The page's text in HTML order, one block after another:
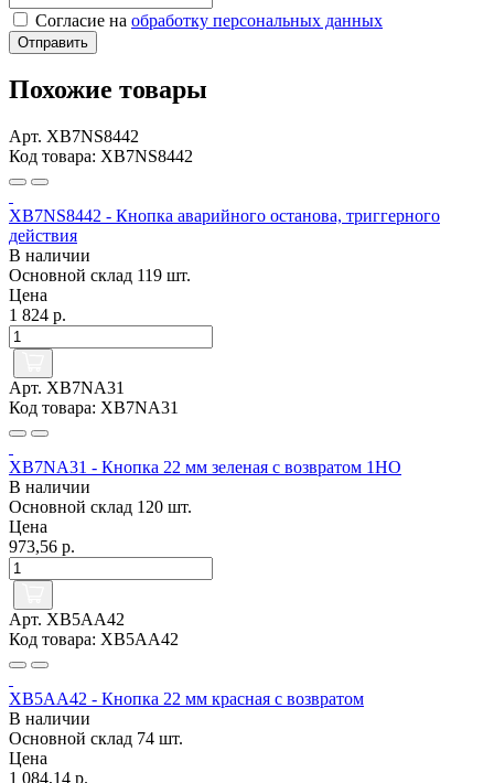
Согласие на обработку персональных данных
Отправить
Похожие товары
Арт. XB7NS8442
Код товара: XB7NS8442
XB7NS8442 - Кнопка аварийного останова, триггерного
действия
В наличии
Основной склад 119 шт.
Цена
1 824 р.
Арт. XB7NA31
Код товара: XB7NA31
XB7NA31 - Кнопка 22 мм зеленая с возвратом 1НО
В наличии
Основной склад 120 шт.
Цена
973,56 р.
Арт. XB5AA42
Код товара: XB5AA42
XB5AA42 - Кнопка 22 мм красная с возвратом
В наличии
Основной склад 74 шт.
Цена
1 084,14 р.